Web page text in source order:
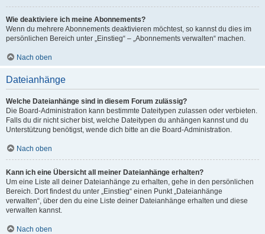
Wie deaktiviere ich meine Abonnements?
Wenn du mehrere Abonnements deaktivieren möchtest, so kannst du dies im
persönlichen Bereich unter „Einstieg“ – „Abonnements verwalten“ machen.
Nach oben
Dateianhänge
Welche Dateianhänge sind in diesem Forum zulässig?
Die Board-Administration kann bestimmte Dateitypen zulassen oder verbieten.
Falls du dir nicht sicher bist, welche Dateitypen du anhängen kannst und du
Unterstützung benötigst, wende dich bitte an die Board-Administration.
Nach oben
Kann ich eine Übersicht all meiner Dateianhänge erhalten?
Um eine Liste all deiner Dateianhänge zu erhalten, gehe in den persönlichen
Bereich. Dort findest du unter „Einstieg“ einen Punkt „Dateianhänge
verwalten“, über den du eine Liste deiner Dateianhänge erhalten und diese
verwalten kannst.
Nach oben